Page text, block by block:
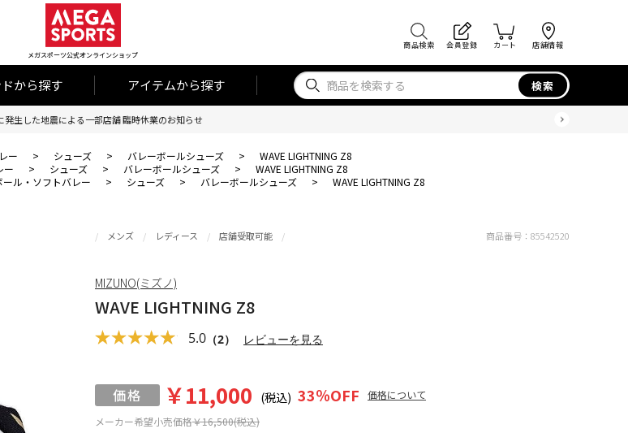
メガスポーツ公式オンラインショップ
商品検索 会員登録 カート 店舗情報
から探す アイテムから探す 検索
発生した地震による一部店舗 臨時休業のお知らせ
ー > シューズ > バレーボールシューズ >
WAVE LIGHTNING Z8
ー > シューズ > バレーボールシューズ >
WAVE LIGHTNING Z8
ール・ソフトバレー > シューズ > バレーボールシューズ > WAVE LIGHTNING Z8
メンズ レディース 店舗受取可能
WAVE LIGHTNING Z8
5.0 （2） レビューを見る
メーカー希望小売価格￥16,500(税込)
￥11,000 (税込) 33％OFF 価格について
商品番号： 85542520
MIZUNO(ミズノ)